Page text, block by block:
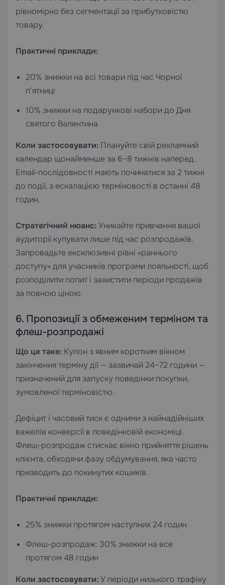
рівномірно без сегментації за прибутковістю
товару.
Практичні приклади:
20% знижки на всі товари під час Чорної
п’ятниці
10% знижки на подарункові набори до Дня
святого Валентина
Коли застосовувати: Плануйте свій рекламний
календар щонайменше за 6–8 тижнів наперед.
Email-послідовності мають починатися за 2 тижні
до події, з ескалацією терміновості в останні 48
годин.
Стратегічний нюанс:Уникайте привчання вашої
аудиторії купувати лише під час розпродажів.
Запровадьте ексклюзивні рівні «раннього
доступу» для учасників програми лояльності, щоб
розподілити попит і захистити періоди продажів
за повною ціною.
6. Пропозиції з обмеженим терміном та
флеш-розпродажі
Що це таке: Купон з явним коротким вікном
закінчення терміну дії — зазвичай 24–72 години —
призначений для запуску поведінки покупки,
зумовленої терміновістю.
Дефіцит і часовий тиск є одними з найнадійніших
важелів конверсії в поведінковій економіці.
Флеш-розпродаж стискає вікно прийняття рішень
клієнта, обходячи фазу обдумування, яка часто
призводить до покинутих кошиків.
Практичні приклади:
25% знижки протягом наступних 24 годин
Флеш-розпродаж: 30% знижки на все
протягом 48 годин
Коли застосовувати:У періоди низького трафіку